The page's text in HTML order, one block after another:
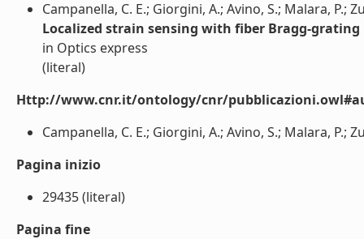
Campanella, C. E.; Giorgini, A.; Avino, S.; Malara, P.;
Localized strain sensing with fiber Bragg-
in Optics express
(literal)
Http://www.cnr.it/ontology/cnr/
Campanella, C. E.; Giorgini, A.; Avino, S.; Malara, P.;
Pagina inizio
29435 (literal)
Pagina fine